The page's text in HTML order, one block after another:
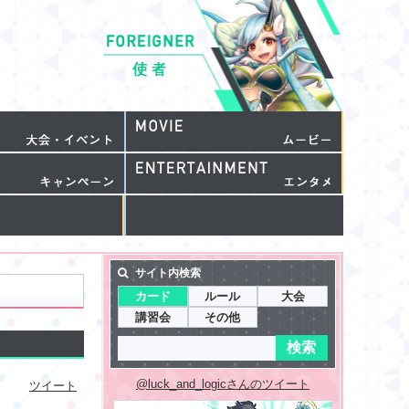
ツイート
サイト内検索
カード ルール
大会
講習会
その他
@luck_and_logicさんのツイート